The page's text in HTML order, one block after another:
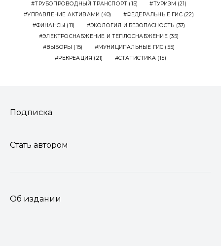
ТРУБОПРОВОДНЫЙ ТРАНСПОРТ (15) ТУРИЗМ (21)
УПРАВЛЕНИЕ АКТИВАМИ (40) ФЕДЕРАЛЬНЫЕ ГИС(22)
ФИНАНСЫ (11) ЭКОЛОГИЯ И БЕЗОПАСНОСТЬ (37)
ЭЛЕКТРОСНАБЖЕНИЕ И ТЕПЛОСНАБЖЕНИЕ(35)
ВЫБОРЫ (15) МУНИЦИПАЛЬНЫЕ ГИС (55)
РЕКРЕАЦИЯ (21) СТАТИСТИКА(15)
Подписка
Стать автором
Об издании